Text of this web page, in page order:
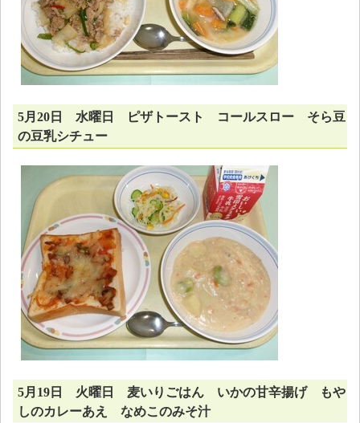
5月20日 水曜日 ピザトースト コールスロー そら豆
の豆乳シチュー
5月19日 火曜日 麦いりごはん いかの甘辛揚げ もや
しのカレーあえ なめこのみそ汁